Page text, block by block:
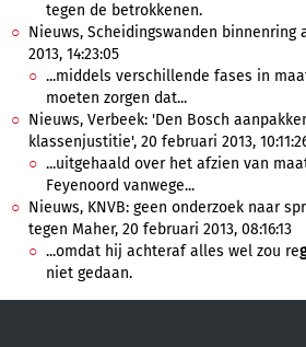
tegen de betrokkenen.
Nieuws, Scheidingswanden binnenring
2013, 14:23:05
...middels verschillende fases in
moeten zorgen dat...
Nieuws, Verbeek: 'Den Bosch
klassenjustitie', 20 februari 2013,
...uitgehaald over het afzien van
Feyenoord vanwege...
Nieuws, KNVB: geen onderzoek naar
tegen Maher, 20 februari 2013, 08:16:13
...omdat hij achteraf alles wel zou re
niet gedaan.